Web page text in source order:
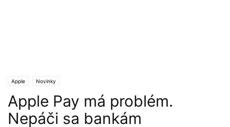
Apple Novinky
Apple Pay má problém.
Nepáči sa bankám